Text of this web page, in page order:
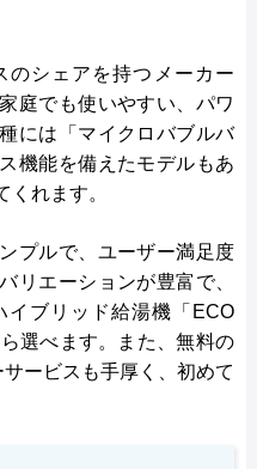
のシェアを持つメーカー
庭でも使いやすい、パワ
には「マイクロバブルバ
機能を備えたモデルもあ
くれます。
プルで、ユーザー満足度
リエーションが豊富で、
ブリッド給湯機「ECO
選べます。また、無料の
ービスも手厚く、初めて